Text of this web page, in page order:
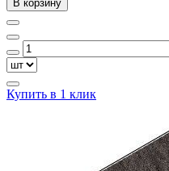
В корзину
Купить в 1 клик